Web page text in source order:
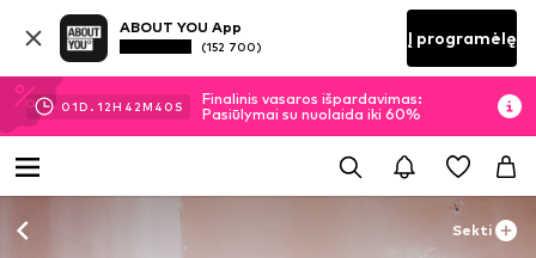
ABOUT YOU App
(152 700) Į programėlę
01D. 12H 42M 39 S
Finalinis vasaros išpardavimas:
Pasiūlymai su nuolaida iki 60%
Sekti